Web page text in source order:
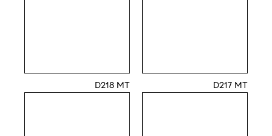
D217 MT
D218 MT